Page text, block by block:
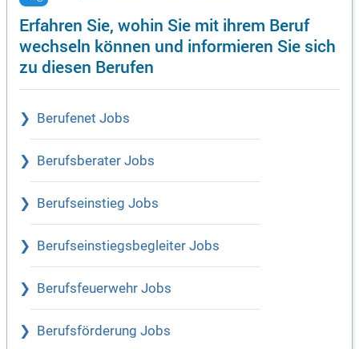
Erfahren Sie, wohin Sie mit ihrem Beruf
wechseln können und informieren Sie sich
zu diesen Berufen
Berufenet Jobs
Berufsberater Jobs
Berufseinstieg Jobs
Berufseinstiegsbegleiter Jobs
Berufsfeuerwehr Jobs
Berufsförderung Jobs